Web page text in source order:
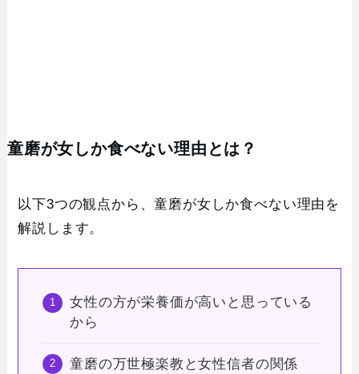
童磨が女しか食べない理由とは？
以下3つの観点から、童磨が女しか食べない理由を
解説します。
女性の方が栄養価が高いと思っている
から
童磨の万世極楽教と女性信者の関係